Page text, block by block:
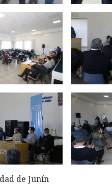
de Junín